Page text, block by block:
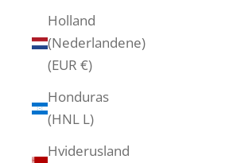
Holland
(Nederlandene)
(EUR €)
Honduras
(HNL L)
Hviderusland